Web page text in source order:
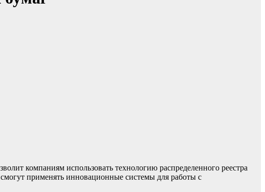
компаниям использовать технологию распределенного реестра
применять инновационные системы для работы с